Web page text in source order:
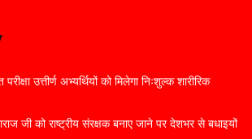
उत्तीर्ण अभ्यर्थियों को मिलेगा निःशुल्क शारीरिक
जी को राष्ट्रीय संरक्षक बनाए जाने पर देशभर से बधाइयों